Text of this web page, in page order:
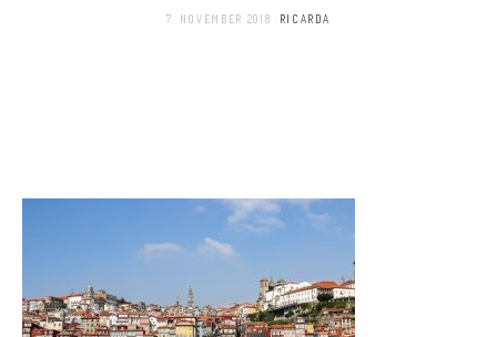
7. NOVEMBER 2018 RICARDA